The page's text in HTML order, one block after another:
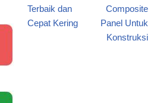
Terbaik dan
Cepat Kering
Composite
Panel Untuk
Konstruksi